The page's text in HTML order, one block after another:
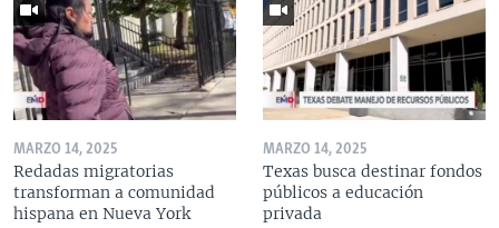
MARZO 14, 2025
Redadas migratorias
transforman a comunidad
hispana en Nueva York
MARZO 14, 2025
Texas busca destinar fondos
públicos a educación
privada